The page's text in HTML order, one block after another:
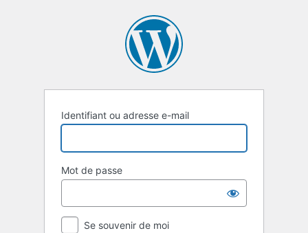
Identifiant ou adresse e-mail
Mot de passe
Se souvenir de moi